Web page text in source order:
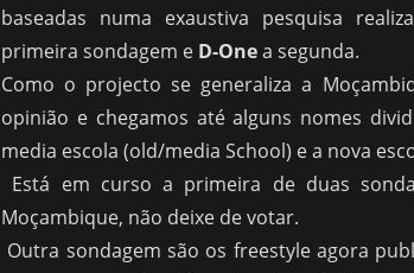
baseadas numa exaustiva pesquisa
primeira sondagem e D-Onea segunda.
Como o projecto se generaliza a
opinião e chegamos até alguns nomes
media escola (old/media School) e a nova
Está em curso a primeira de duas
Moçambique, não deixe de votar.
Outra sondagem são os freestyle agora